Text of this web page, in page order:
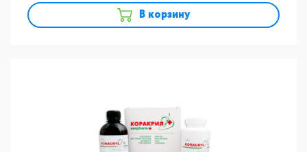
В корзину